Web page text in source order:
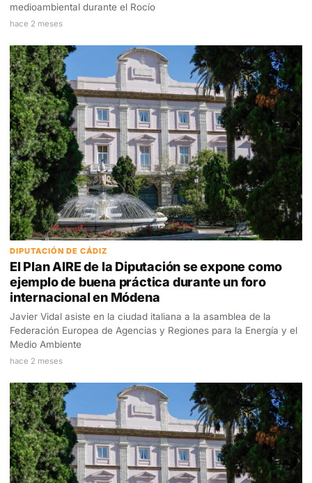
medioambiental durante el Rocío
hace 2 meses
DIPUTACIÓN DE CÁDIZ
El Plan AIRE de la Diputación se expone como
ejemplo de buena práctica durante un foro
internacional en Módena
Javier Vidal asiste en la ciudad italiana a la asamblea de la
Federación Europea de Agencias y Regiones para la Energía y el
Medio Ambiente
hace 2 meses